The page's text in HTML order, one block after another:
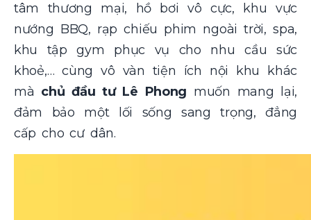
tâm thương mại, hồ bơi vô cực, khu vực
nướng BBQ, rạp chiếu phim ngoài trời, spa,
khu tập gym phục vụ cho nhu cầu sức
khoẻ,… cùng vô vàn tiện ích nội khu khác
mà chủ đầu tư Lê Phong muốn mang lại,
đảm bảo một lối sống sang trọng, đẳng
cấp cho cư dân.